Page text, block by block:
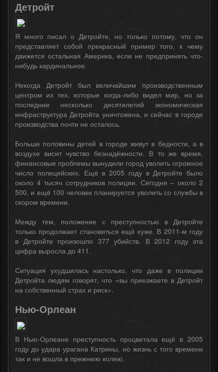
Детройт
Я много писал о Детройте, но только потому, что он
представляет собой прекрасный пример того, к чему
движется остальная Америка, если не предпринять что-
нибудь кардинальное.
Некогда Детройт был величайшим производственным
центром из тех, которые когда-либо видел мир, но за
последние несколько десятилетий экономическая
инфраструктура Детройта уничтожена, и сейчас в городе
производства почти не осталось.
Больше половины детей в городе живут в бедности, а в
воздухе висит чувство безнадёжности. В то же время,
финансовые проблемы вынудили город уволить огромное
число полицейских. Ещё в 2005 году в Детройте было
около 4 тысяч сотрудников полиции. Сегодня – около 2
500, и ещё 100 человек планируется уволить со службы в
скором времени.
Между тем, положение с преступностью в Детройте
только продолжает становиться ещё хуже. В 2011-м году
в Детройте произошло 377 убийств. В 2012 году эта
цифра выросла до 411.
Ситуация ухудшилась настолько, что даже в полиции
Детройта людям говорят, что «вы приезжаете в Детройт
на собственный страх и риск».
Нью-Орлеан
В Нью-Орлеане преступность процветала ещё в 2005
году до удара урагана Катрины, но жизнь с того времени
так и не вошла в прежнюю колею.